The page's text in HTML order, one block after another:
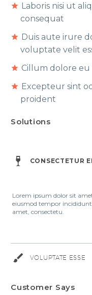
Laboris nisi ut
consequat
Duis aute irure
voluptate velit
Cillum dolore
Excepteur sint
proident
Solutions
CONSECTETUR
Lorem ipsum dolor sit
eiusmod tempor
amet, consectetu.
VOLUPTATE ESSE
Customer Says